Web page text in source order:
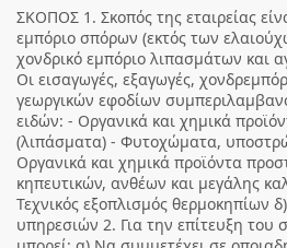
ΣΚΟΠΟΣ 1. Σκοπός της εταιρείας
εμπόριο σπόρων (εκτός των
χονδρικό εμπόριο λιπασμάτων και
Οι εισαγωγές, εξαγωγές,
γεωργικών εφοδίων
ειδών: - Οργανικά και χημικά
(λιπάσματα) - Φυτοχώματα,
Οργανικά και χημικά προϊόντα
κηπευτικών, ανθέων και μεγάλης
Τεχνικός εξοπλισμός θερμοκηπίων
υπηρεσιών 2. Για την επίτευξη του